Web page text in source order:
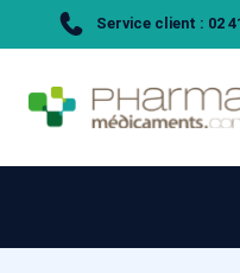
Service client : 02